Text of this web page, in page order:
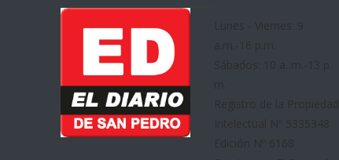
Lunes - Viernes: 9
a.m.-16 p.m.
Sábados: 10 a. m.-13 p.
m.
Registro de la Propiedad
Intelectual Nº 5335348
Edición Nº 6168